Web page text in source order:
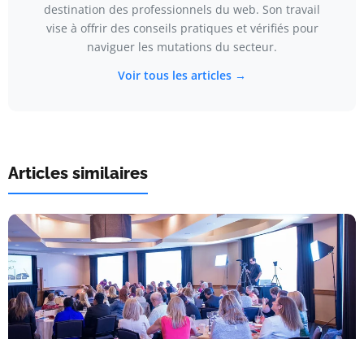
destination des professionnels du web. Son travail
vise à offrir des conseils pratiques et vérifiés pour
naviguer les mutations du secteur.
Voir tous les articles →
Articles similaires